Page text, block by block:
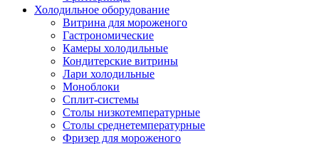
Холодильное оборудование
Витрина для мороженого
Гастрономические
Камеры холодильные
Кондитерские витрины
Лари холодильные
Моноблоки
Сплит-системы
Столы низкотемпературные
Столы среднетемпературные
Фризер для мороженого